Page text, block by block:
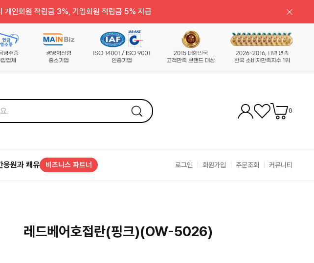
인회원 적립금 3%, 기업회원 적립금 5% 지급
0
응원과 쾌유 비즈니스 파트너 로그인 회원가입 주문조회 커뮤니티
레드베어호접란(핑크)(OW-5026)